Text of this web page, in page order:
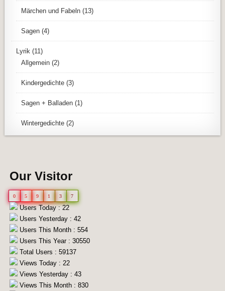
Märchen und Fabeln (13)
Sagen (4)
Lyrik (11)
Allgemein (2)
Kindergedichte (3)
Sagen + Balladen (1)
Wintergedichte (2)
Our Visitor
0 5 9 1 3 7
Users Today : 22
Users Yesterday : 42
Users This Month : 554
Users This Year : 30550
Total Users : 59137
Views Today : 22
Views Yesterday : 43
Views This Month : 830